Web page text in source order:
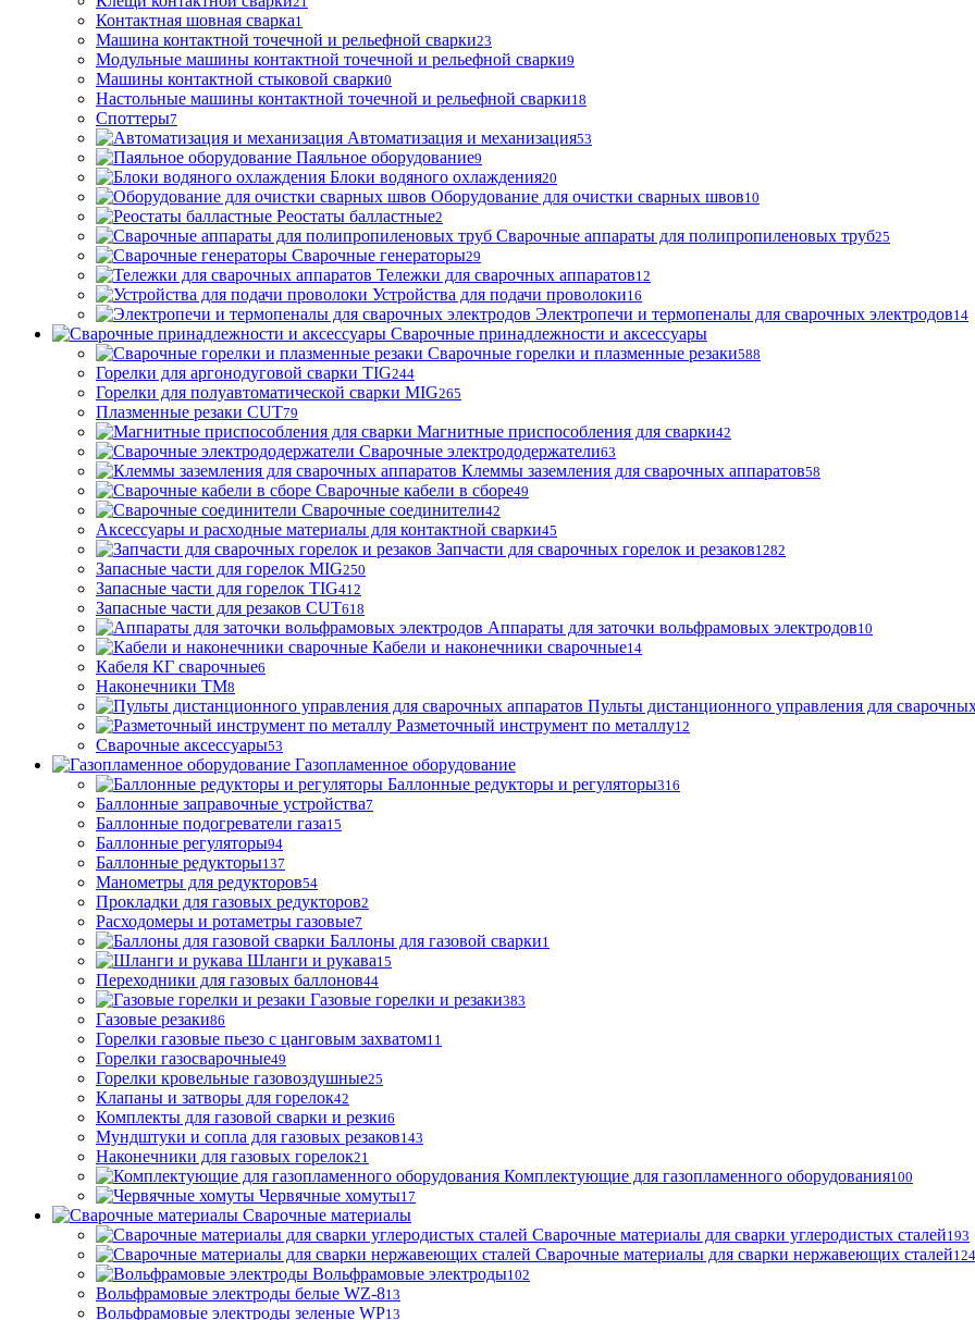
Контактная шовная сварка1
Машина контактной точечной и рельефной сварки23
Модульные машины контактной точечной и рельефной сварки9
Машины контактной стыковой сварки0
Настольные машины контактной точечной и рельефной сварки18
Споттеры7
Автоматизация и механизация53
Паяльное оборудование9
Блоки водяного охлаждения20
Оборудование для очистки сварных швов10
Реостаты балластные2
Сварочные аппараты для полипропиленовых труб25
Сварочные генераторы29
Тележки для сварочных аппаратов12
Устройства для подачи проволоки16
Электропечи и термопеналы для сварочных электродов14
Сварочные принадлежности и аксессуары
Сварочные горелки и плазменные резаки588
Горелки для аргонодуговой сварки TIG244
Горелки для полуавтоматической сварки MIG265
Плазменные резаки CUT79
Магнитные приспособления для сварки42
Сварочные электрододержатели63
Клеммы заземления для сварочных аппаратов58
Сварочные кабели в сборе49
Сварочные соединители42
Аксессуары и расходные материалы для контактной сварки45
Запчасти для сварочных горелок и резаков1282
Запасные части для горелок MIG250
Запасные части для горелок TIG412
Запасные части для резаков CUT618
Аппараты для заточки вольфрамовых электродов10
Кабели и наконечники сварочные14
Кабеля КГ сварочные6
Наконечники ТМ8
Пульты дистанционного управления для
Разметочный инструмент по металлу12
Сварочные аксессуары53
Газопламенное оборудование
Баллонные редукторы и регуляторы316
Баллонные заправочные устройства7
Баллонные подогреватели газа15
Баллонные регуляторы94
Баллонные редукторы137
Манометры для редукторов54
Прокладки для газовых редукторов2
Расходомеры и ротаметры газовые7
Баллоны для газовой сварки1
Шланги и рукава15
Переходники для газовых баллонов44
Газовые горелки и резаки383
Газовые резаки86
Горелки газовые пьезо с цанговым захватом11
Горелки газосварочные49
Горелки кровельные газовоздушные25
Клапаны и затворы для горелок42
Комплекты для газовой сварки и резки6
Мундштуки и сопла для газовых резаков143
Наконечники для газовых горелок21
Комплектующие для газопламенного оборудования100
Червячные хомуты17
Сварочные материалы
Сварочные материалы для сварки углеродистых сталей193
Сварочные материалы для сварки нержавеющих сталей124
Вольфрамовые электроды102
Вольфрамовые электроды белые WZ-813
Вольфрамовые электроды зеленые WP13